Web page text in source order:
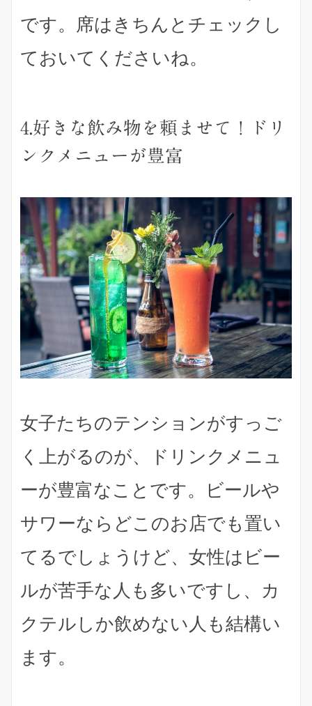
です。席はきちんとチェックし
ておいてくださいね。
4.好きな飲み物を頼ませて！ドリ
ンクメニューが豊富
女子たちのテンションがすっご
く上がるのが、ドリンクメニュ
ーが豊富なこと です。ビールや
サワーならどこのお店でも置い
てるでしょうけど、 女性はビー
ルが苦手な人も多いですし、 カ
クテルしか飲めない人も結構い
ます。